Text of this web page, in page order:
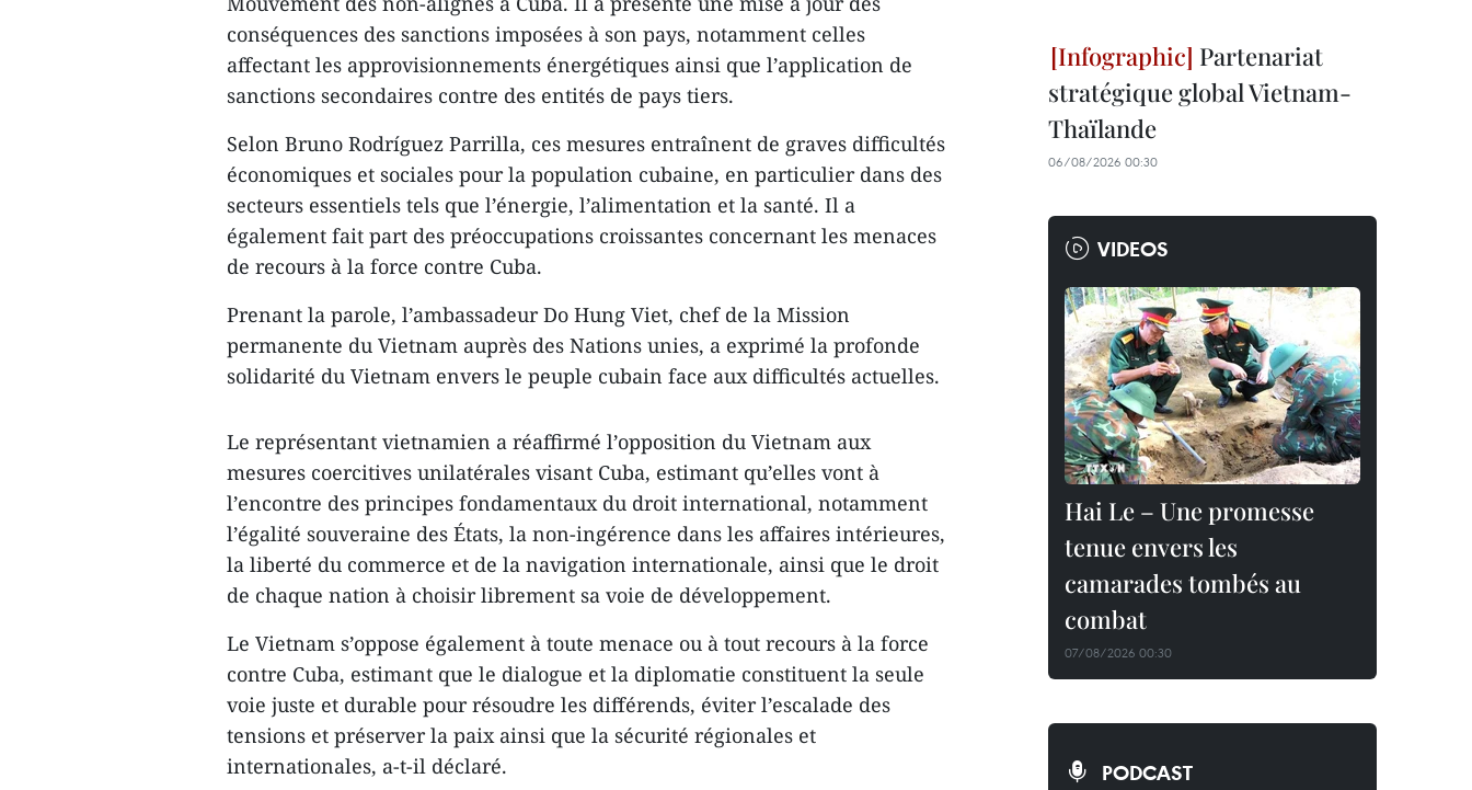
conséquences des sanctions imposées à son pays, notamment celles
affectant les approvisionnements énergétiques ainsi que l’application de
sanctions secondaires contre des entités de pays tiers.
Selon Bruno Rodríguez Parrilla, ces mesures entraînent de graves difficultés
économiques et sociales pour la population cubaine, en particulier dans des
secteurs essentiels tels que l’énergie, l’alimentation et la santé. Il a
également fait part des préoccupations croissantes concernant les menaces
de recours à la force contre Cuba.
Prenant la parole, l’ambassadeur Do Hung Viet, chef de la Mission
permanente du Vietnam auprès des Nations unies, a exprimé la profonde
solidarité du Vietnam envers le peuple cubain face aux difficultés actuelles.
Le représentant vietnamien a réaffirmé l’opposition du Vietnam aux
mesures coercitives unilatérales visant Cuba, estimant qu’elles vont à
l’encontre des principes fondamentaux du droit international, notamment
l’égalité souveraine des États, la non-ingérence dans les affaires intérieures,
la liberté du commerce et de la navigation internationale, ainsi que le droit
de chaque nation à choisir librement sa voie de développement.
Le Vietnam s’oppose également à toute menace ou à tout recours à la force
contre Cuba, estimant que le dialogue et la diplomatie constituent la seule
voie juste et durable pour résoudre les différends, éviter l’escalade des
tensions et préserver la paix ainsi que la sécurité régionales et
internationales, a-t-il déclaré.
Partenariat
stratégique global Vietnam-
Thaïlande
06/08/2026 00:30
VIDEOS
Hai Le – Une promesse
tenue envers les
camarades tombés au
combat
07/08/2026 00:30
PODCAST